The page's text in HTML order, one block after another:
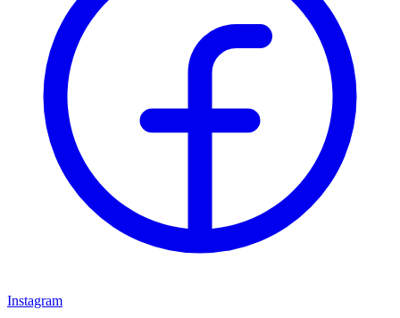
Instagram